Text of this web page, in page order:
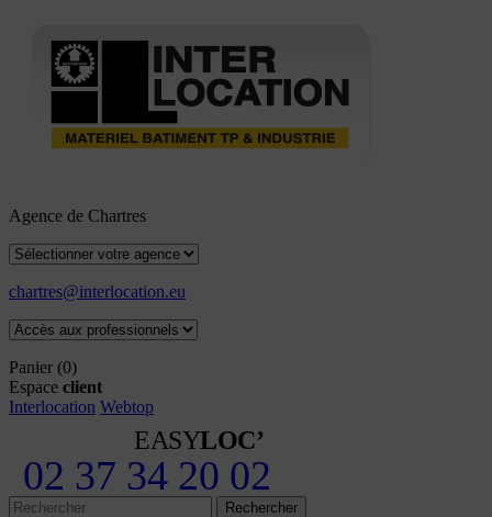
Agence de Chartres
chartres@interlocation.eu
Panier (0)
Espace client
Interlocation Webtop
EASYLOC’
02 37 34 20 02
Rechercher